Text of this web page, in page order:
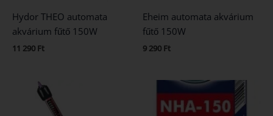
Hydor THEO automata
akvárium fűtő 150W
11 290 Ft
Eheim automata akvárium
fűtő 150W
9 290 Ft